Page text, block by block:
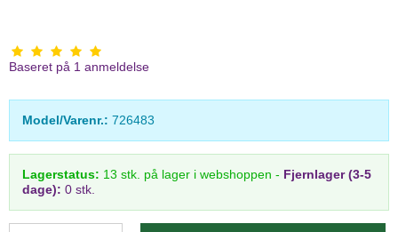
Baseret på 1 anmeldelse
Model/Varenr.: 726483
Lagerstatus: 13 stk. på lager i webshoppen - Fjernlager (3-5
dage): 0 stk.